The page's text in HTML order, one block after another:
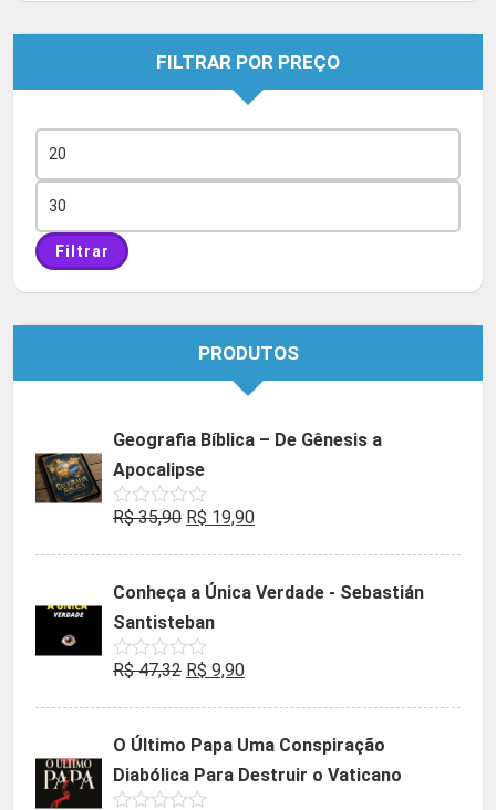
FILTRAR POR PREÇO
mínimo
máximo
Filtrar
PRODUTOS
Geografia Bíblica – De Gênesis a
Apocalipse
Avaliação
de
R$35,90 O
era:
R$ 35,90.
R$ 19,90O
é:
Conheça a Única Verdade - Sebastián
Santisteban
Avaliação
de
R$47,32 O
era:
R$ 47,32.
R$ 9,90O
é:
R$ 9,90.
O Último Papa Uma Conspiração
Diabólica Para Destruir o Vaticano